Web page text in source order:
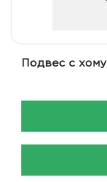
Подвес с